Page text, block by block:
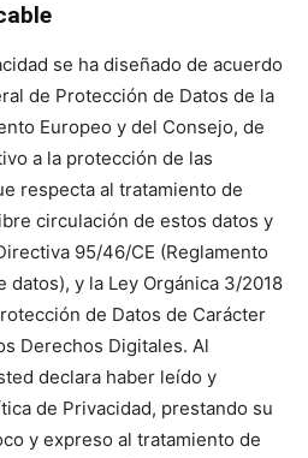
se ha diseñado de acuerdo
de Protección de Datos de la
Europeo y del Consejo, de
a la protección de las
respecta al tratamiento de
circulación de estos datos y
95/46/CE (Reglamento
y la Ley Orgánica 3/2018
de Datos de Carácter
Derechos Digitales. Al
declara haber leído y
de Privacidad, prestando su
y expreso al tratamiento de